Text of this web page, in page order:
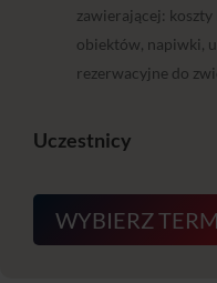
zawierającej:
obiektów, napiwki,
rezerwacyjne do
Uczestnicy
WYBIERZ